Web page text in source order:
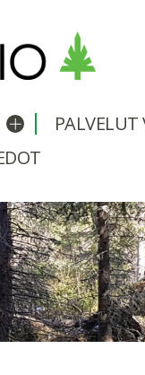
Avaa/sulje